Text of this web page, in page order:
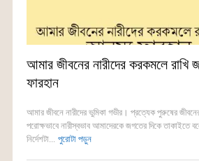
আমার জীবনের নারীদের করকমলে
ফারহান
আমার জীবনে নারীদের ভুমিকা গভীর। প্রত্যেক পুরুষের
পরোক্ষভাবে নারীস্বভাব আমাদেরকে জগতের দিকে তাকাইতে
নির্দেশটা... পুরোটা পড়ুন